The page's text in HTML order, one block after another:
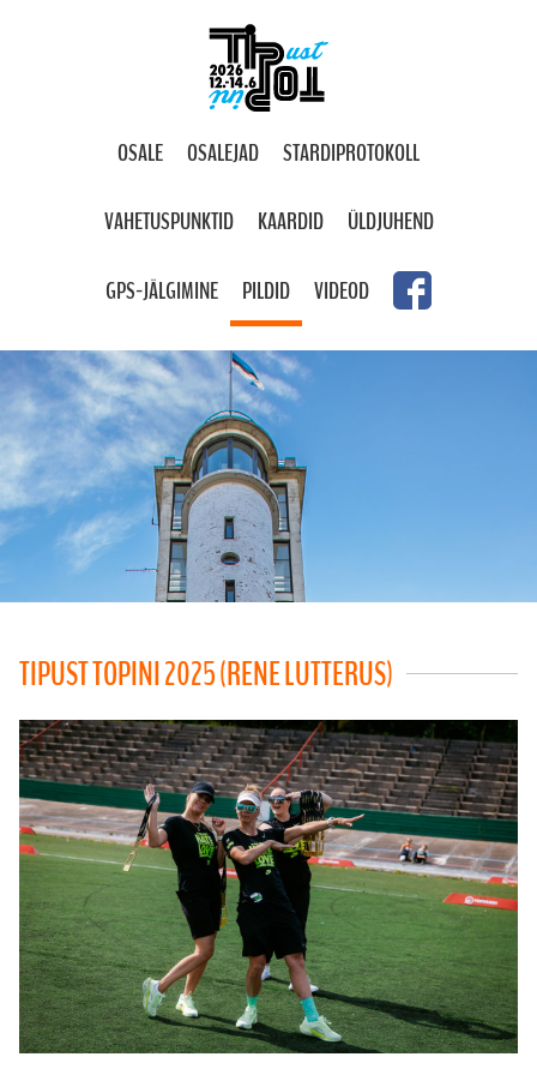
OSALE OSALEJAD STARDIPROTOKOLL
VAHETUSPUNKTID KAARDID ÜLDJUHEND
GPS-JÄLGIMINE PILDID VIDEOD
TIPUST TOPINI 2025 (RENE LUTTERUS)